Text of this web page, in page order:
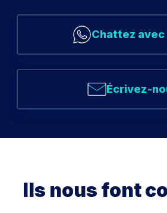
Chattez avec
Écrivez-
Ils nous font